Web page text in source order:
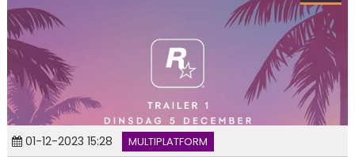
01-12-2023 15:28 MULTIPLATFORM